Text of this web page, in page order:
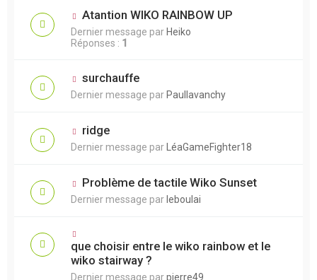
Atantion WIKO RAINBOW UP
Dernier message par Heiko
Réponses : 1
surchauffe
Dernier message par Paullavanchy
ridge
Dernier message par LéaGameFighter18
Problème de tactile Wiko Sunset
Dernier message par leboulai
que choisir entre le wiko rainbow et le
wiko stairway ?
Dernier message parpierre49